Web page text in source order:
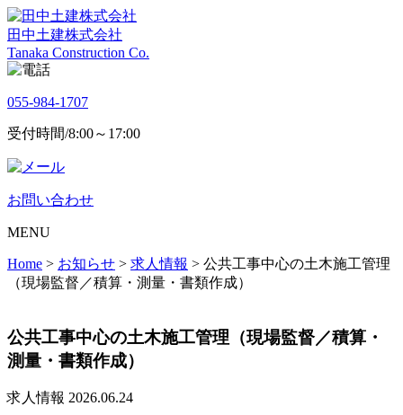
田中土建株式会社
Tanaka Construction Co.
055-984-1707
受付時間/8:00～17:00
お問い合わせ
MENU
Home > お知らせ > 求人情報 > 公共工事中心の土木施工管理
（現場監督／積算・測量・書類作成）
公共工事中心の土木施工管理（現場監督／積算・
測量・書類作成）
求人情報 2026.06.24